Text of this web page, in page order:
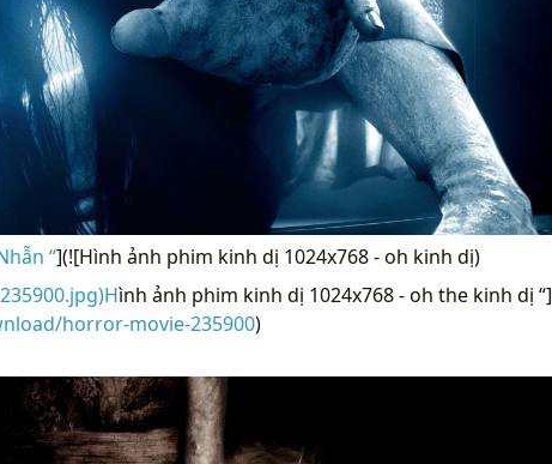
“](![Hình ảnh phim kinh dị 1024x768 - oh kinh dị)
ình ảnh phim kinh dị 1024x768 - oh the kinh dị “]
horror-movie-235900)